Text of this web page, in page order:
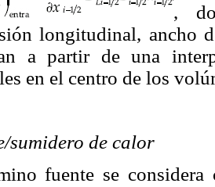
,
longitudinal, ancho
a partir de una
en el centro de los
sumidero de calor
fuente se